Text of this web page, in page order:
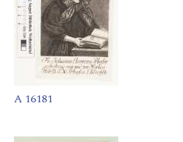
A 16181